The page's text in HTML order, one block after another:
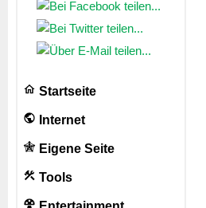
Startseite
Internet
Eigene Seite
Tools